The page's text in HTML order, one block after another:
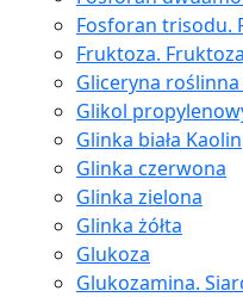
Fosforan trisodu.
Fruktoza.
Gliceryna
Glikol
Glinka biała Kaolin
Glinka czerwona
Glinka zielona
Glinka żółta
Glukoza
Glukozamina.